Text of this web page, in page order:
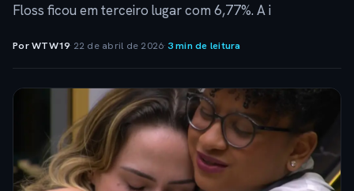
Floss ficou em terceiro lugar com 6,77%. A i
Por WTW19· 22 de abril de 2026·3 min de leitura